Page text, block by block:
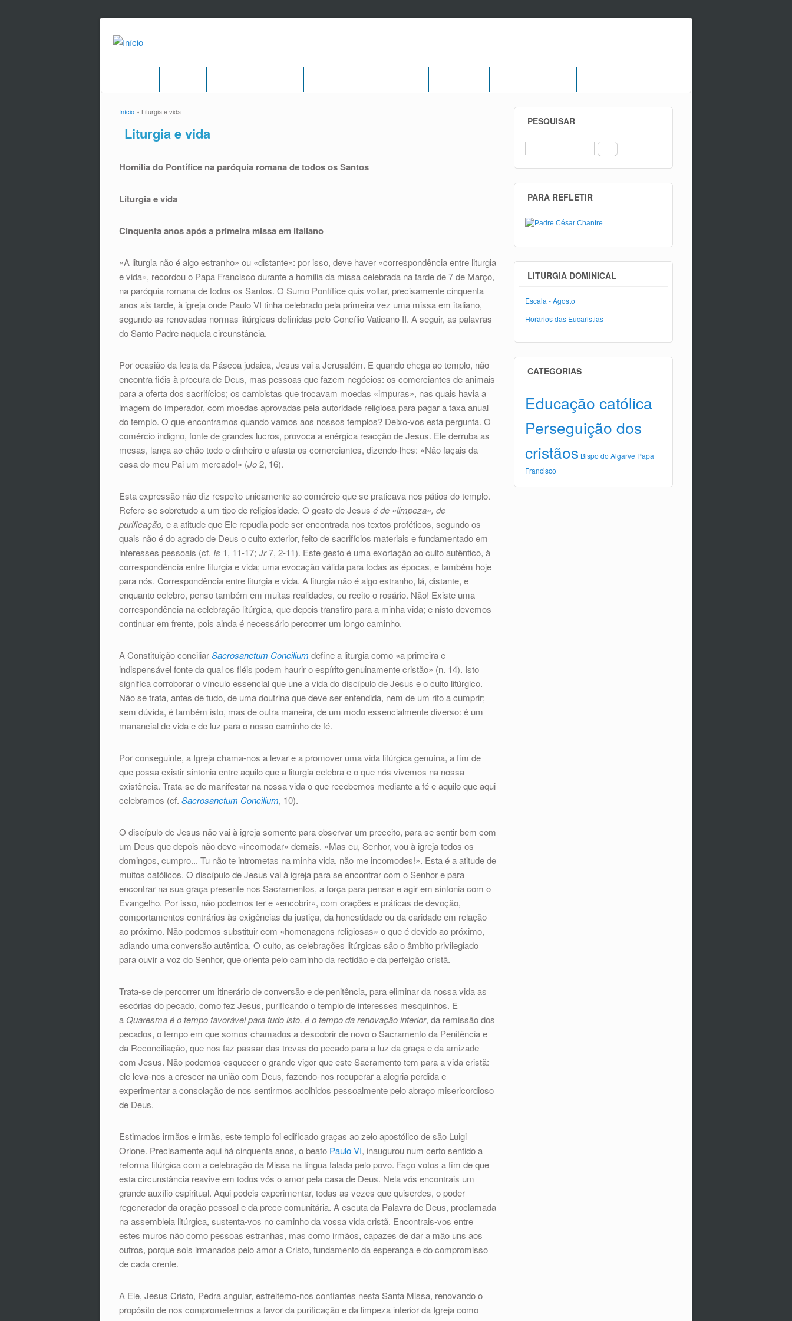
Início » Liturgia e vida
Liturgia e vida
Homilia do Pontífice na paróquia romana de todos os Santos
Liturgia e vida
Cinquenta anos após a primeira missa em italiano
«A liturgia não é algo estranho» ou «distante»: por isso, deve haver «correspondência entre liturgia
e vida», recordou o Papa Francisco durante a homilia da missa celebrada na tarde de 7 de Março,
na paróquia romana de todos os Santos. O Sumo Pontífice quis voltar, precisamente cinquenta
anos ais tarde, à igreja onde Paulo VI tinha celebrado pela primeira vez uma missa em italiano,
segundo as renovadas normas litúrgicas definidas pelo Concílio Vaticano II. A seguir, as palavras
do Santo Padre naquela circunstância.
Por ocasião da festa da Páscoa judaica, Jesus vai a Jerusalém. E quando chega ao templo, não
encontra fiéis à procura de Deus, mas pessoas que fazem negócios: os comerciantes de animais
para a oferta dos sacrifícios; os cambistas que trocavam moedas «impuras», nas quais havia a
imagem do imperador, com moedas aprovadas pela autoridade religiosa para pagar a taxa anual
do templo. O que encontramos quando vamos aos nossos templos? Deixo-vos esta pergunta. O
comércio indigno, fonte de grandes lucros, provoca a enérgica reacção de Jesus. Ele derruba as
mesas, lança ao chão todo o dinheiro e afasta os comerciantes, dizendo-lhes: «Não façais da
casa do meu Pai um mercado!» (Jo2, 16).
Esta expressão não diz respeito unicamente ao comércio que se praticava nos pátios do templo.
Refere-se sobretudo a um tipo de religiosidade. O gesto de Jesus é de «limpeza», de
purificação, e a atitude que Ele repudia pode ser encontrada nos textos proféticos, segundo os
quais não é do agrado de Deus o culto exterior, feito de sacrifícios materiais e fundamentado em
interesses pessoais (cf. Is 1, 11-17; Jr7, 2-11). Este gesto é uma exortação ao culto autêntico, à
correspondência entre liturgia e vida; uma evocação válida para todas as épocas, e também hoje
para nós. Correspondência entre liturgia e vida. A liturgia não é algo estranho, lá, distante, e
enquanto celebro, penso também em muitas realidades, ou recito o rosário. Não! Existe uma
correspondência na celebração litúrgica, que depois transfiro para a minha vida; e nisto devemos
continuar em frente, pois ainda é necessário percorrer um longo caminho.
A Constituição conciliarSacrosanctum Concilium define a liturgia como «a primeira e
indispensável fonte da qual os fiéis podem haurir o espírito genuinamente cristão» (n. 14). Isto
significa corroborar o vínculo essencial que une a vida do discípulo de Jesus e o culto litúrgico.
Não se trata, antes de tudo, de uma doutrina que deve ser entendida, nem de um rito a cumprir;
sem dúvida, é também isto, mas de outra maneira, de um modo essencialmente diverso: é um
manancial de vida e de luz para o nosso caminho de fé.
Por conseguinte, a Igreja chama-nos a levar e a promover uma vida litúrgica genuína, a fim de
que possa existir sintonia entre aquilo que a liturgia celebra e o que nós vivemos na nossa
existência. Trata-se de manifestar na nossa vida o que recebemos mediante a fé e aquilo que aqui
celebramos (cf. Sacrosanctum Concilium, 10).
O discípulo de Jesus não vai à igreja somente para observar um preceito, para se sentir bem com
um Deus que depois não deve «incomodar» demais. «Mas eu, Senhor, vou à igreja todos os
domingos, cumpro... Tu não te intrometas na minha vida, não me incomodes!». Esta é a atitude de
muitos católicos. O discípulo de Jesus vai à igreja para se encontrar com o Senhor e para
encontrar na sua graça presente nos Sacramentos, a força para pensar e agir em sintonia com o
Evangelho. Por isso, não podemos ter e «encobrir», com orações e práticas de devoção,
comportamentos contrários às exigências da justiça, da honestidade ou da caridade em relação
ao próximo. Não podemos substituir com «homenagens religiosas» o que é devido ao próximo,
adiando uma conversão autêntica. O culto, as celebrações litúrgicas são o âmbito privilegiado
para ouvir a voz do Senhor, que orienta pelo caminho da rectidão e da perfeição cristã.
Trata-se de percorrer um itinerário de conversão e de penitência, para eliminar da nossa vida as
escórias do pecado, como fez Jesus, purificando o templo de interesses mesquinhos. E
a Quaresma é o tempo favorável para tudo isto, é o tempo da renovação interior, da remissão dos
pecados, o tempo em que somos chamados a descobrir de novo o Sacramento da Penitência e
da Reconciliação, que nos faz passar das trevas do pecado para a luz da graça e da amizade
com Jesus. Não podemos esquecer o grande vigor que este Sacramento tem para a vida cristã:
ele leva-nos a crescer na união com Deus, fazendo-nos recuperar a alegria perdida e
experimentar a consolação de nos sentirmos acolhidos pessoalmente pelo abraço misericordioso
de Deus.
Estimados irmãos e irmãs, este templo foi edificado graças ao zelo apostólico de são Luigi
Orione. Precisamente aqui há cinquenta anos, o beato Paulo VI, inaugurou num certo sentido a
reforma litúrgica com a celebração da Missa na língua falada pelo povo. Faço votos a fim de que
esta circunstância reavive em todos vós o amor pela casa de Deus. Nela vós encontrais um
grande auxílio espiritual. Aqui podeis experimentar, todas as vezes que quiserdes, o poder
regenerador da oração pessoal e da prece comunitária. A escuta da Palavra de Deus, proclamada
na assembleia litúrgica, sustenta-vos no caminho da vossa vida cristã. Encontrais-vos entre
estes muros não como pessoas estranhas, mas como irmãos, capazes de dar a mão uns aos
outros, porque sois irmanados pelo amor a Cristo, fundamento da esperança e do compromisso
de cada crente.
A Ele, Jesus Cristo, Pedra angular, estreitemo-nos confiantes nesta Santa Missa, renovando o
propósito de nos comprometermos a favor da purificação e da limpeza interior da Igreja como
PESQUISAR
Procurar
PARA REFLETIR
LITURGIA DOMINICAL
Escala - Agosto
Horários das Eucaristias
CATEGORIAS
Educação católica
Perseguição dos
cristãos Bispo do Algarve Papa
Francisco